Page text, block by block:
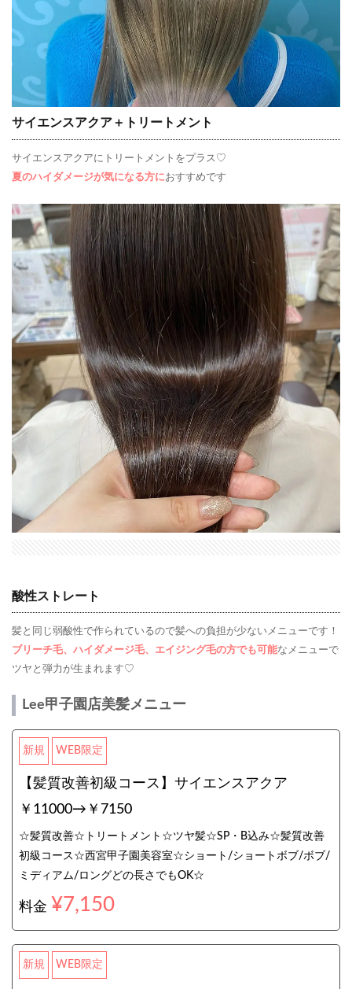
サイエンスアクア＋トリートメント
サイエンスアクアにトリートメントをプラス♡
夏のハイダメージが気になる方におすすめです♩
酸性ストレート
髪と同じ弱酸性で作られているので髪への負担が少ないメニューです！
ブリーチ毛、ハイダメージ毛、エイジング毛の方でも可能なメニューで
ツヤと弾力が生まれます♡
Lee甲子園店美髪メニュー
新規 WEB限定
【髪質改善初級コース】サイエンスアクア
￥11000→￥7150
☆髪質改善☆トリートメント☆ツヤ髪☆SP・B込み☆髪質改善
初級コース☆西宮甲子園美容室☆ショート/ショートボブ/ボブ/
ミディアム/ロングどの長さでもOK☆
料金 ¥7,150
新規 WEB限定